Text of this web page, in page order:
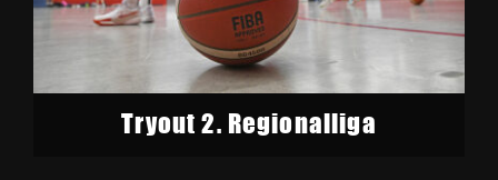
Tryout 2. Regionalliga